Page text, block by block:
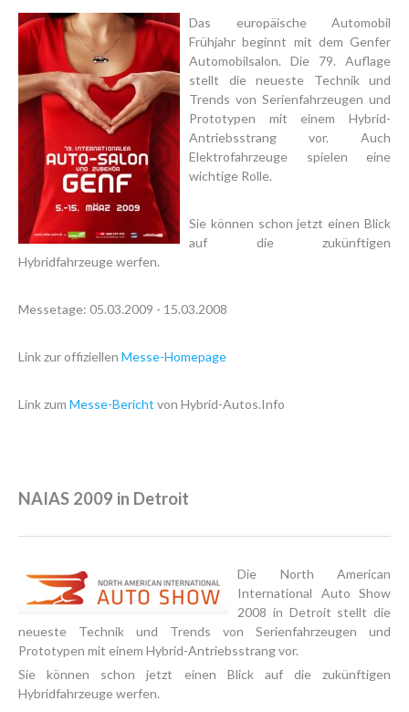
Das europäische Automobil
Frühjahr beginnt mit dem Genfer
Automobilsalon. Die 79. Auflage
stellt die neueste Technik und
Trends von Serienfahrzeugen und
Prototypen mit einem Hybrid-
Antriebsstrang vor. Auch
Elektrofahrzeuge spielen eine
wichtige Rolle.
Sie können schon jetzt einen Blick
auf die zukünftigen
Hybridfahrzeuge werfen.
Messetage: 05.03.2009 - 15.03.2008
Link zur offiziellen Messe-Homepage
Link zum Messe-Bericht von Hybrid-Autos.Info
NAIAS 2009 in Detroit
Die North American
International Auto Show
2008 in Detroit stellt die
neueste Technik und Trends von Serienfahrzeugen und
Prototypen mit einem Hybrid-Antriebsstrang vor.
Sie können schon jetzt einen Blick auf die zukünftigen
Hybridfahrzeuge werfen.